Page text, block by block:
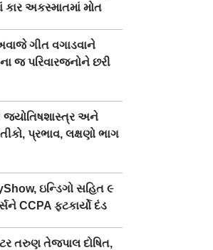
અકસ્માતમાં મોત
ગીત વગાડવાને
જ પરિવારજનોને છરી
જ્યોતિષશાસ્ત્ર અને
પ્રભાવ, લક્ષણો ભાગ
ઇન્ડિગો સહિત ૯
CCPA ફટકાર્યો દંડ
તરુણ તેજપાલ દોષિત,